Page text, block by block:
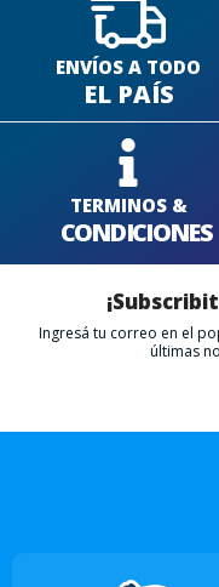
ENVÍOS A TODO
EL PAÍS
TERMINOS &
CONDICIONES
Ingresá tu correo en el
últimas